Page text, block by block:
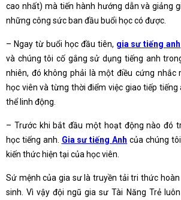
cao nhất) mà tiến hành hướng dẫn và giảng
những công sức ban đầu buổi học có được.
– Ngay từ buổi học đầu tiên, gia sư tiếng anh
và chúng tôi cố gắng sử dụng tiếng anh
nhiên, đó không phải là một điều cứng nhắc
học viên và từng thời điểm việc giao tiếp
thể linh động.
– Trước khi bắt đầu một hoạt động nào đó
học tiếng anh. Gia sư tiếng Anh của chúng
kiến thức hiện tại của học viên.
Sứ mệnh của gia sư là truyền tải tri thức
sinh. Vì vậy đội ngũ gia sư Tài Năng Trẻ